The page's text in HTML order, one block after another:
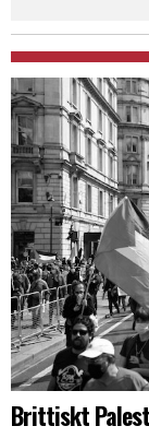
Brittiskt